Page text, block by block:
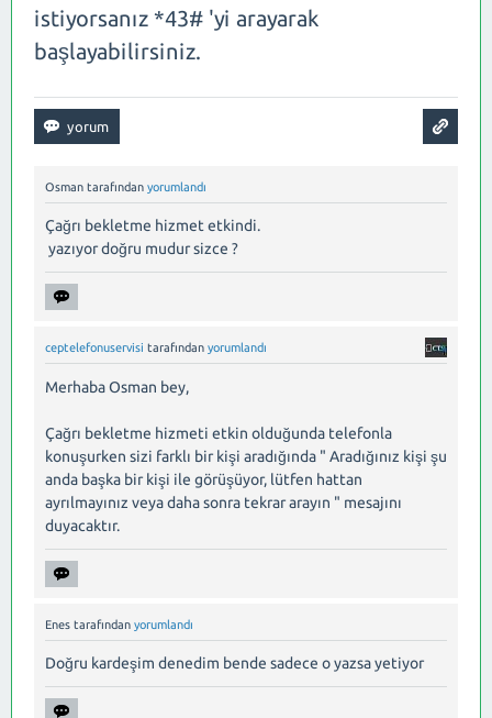
istiyorsanız *43# 'yi arayarak
başlayabilirsiniz.
Osman tarafından yorumlandı
Çağrı bekletme hizmet etkindi.
yazıyor doğru mudur sizce ?
ceptelefonuservisi tarafından yorumlandı
Merhaba Osman bey,
Çağrı bekletme hizmeti etkin olduğunda telefonla
konuşurken sizi farklı bir kişi aradığında " Aradığınız kişi şu
anda başka bir kişi ile görüşüyor, lütfen hattan
ayrılmayınız veya daha sonra tekrar arayın " mesajını
duyacaktır.
Enes tarafından yorumlandı
Doğru kardeşim denedim bende sadece o yazsa yetiyor